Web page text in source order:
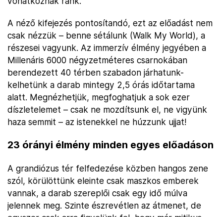
A néző kifejezés pontosítandó, ezt az előadást nem
csak nézzük – benne sétálunk (Walk My World), a
részesei vagyunk. Az immerzív élmény jegyében a
Millenáris 6000 négyzetméteres csarnokában
berendezett 40 térben szabadon járhatunk-
kelhetünk a darab mintegy 2,5 órás időtartama
alatt. Megnézhetjük, megfoghatjuk a sok ezer
díszletelemet – csak ne mozdítsunk el, ne vigyünk
haza semmit – az istenekkel ne húzzunk ujjat!
23 órányi élmény minden egyes előadáson
A grandiózus tér felfedezése közben hangos zene
szól, körülöttünk eleinte csak maszkos emberek
vannak, a darab szereplői csak egy idő múlva
jelennek meg. Szinte észrevétlen az átmenet, de